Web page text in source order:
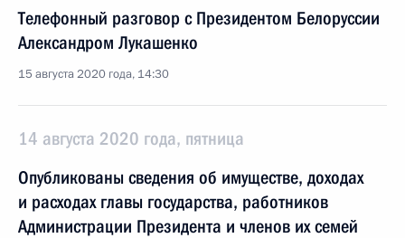
Телефонный разговор с Президентом Белоруссии
Александром Лукашенко
15 августа 2020 года, 14:30
14 августа 2020 года, пятница
Опубликованы сведения об имуществе, доходах
и расходах главы государства, работников
Администрации Президента и членов их семей